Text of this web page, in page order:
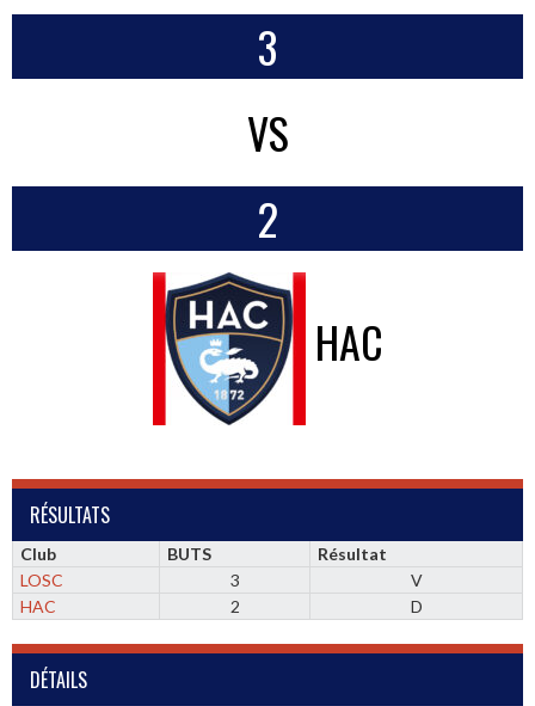
3
VS
2
HAC
RÉSULTATS
Club BUTS
Résultat
LOSC
3
V
HAC
2 D
DÉTAILS